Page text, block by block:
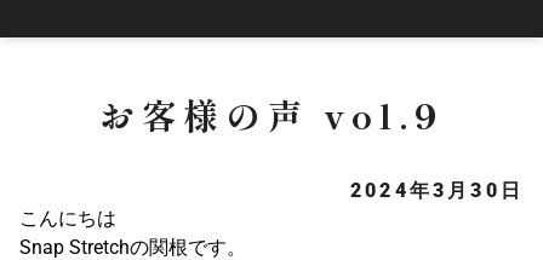
お客様の声 vol.9
2024年3月30日
こんにちは
Snap Stretchの関根です。